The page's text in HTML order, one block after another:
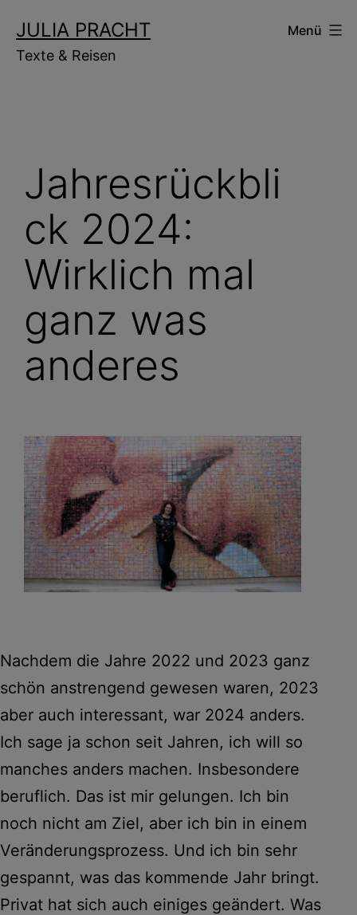
Inhalt
springen
JULIA PRACHT
Texte & Reisen
Menü
Jahresrückbli
ck 2024:
Wirklich mal
ganz was
anderes
Nachdem die Jahre 2022 und 2023 ganz
schön anstrengend gewesen waren, 2023
aber auch interessant, war 2024 anders.
Ich sage ja schon seit Jahren, ich will so
manches anders machen. Insbesondere
beruflich. Das ist mir gelungen. Ich bin
noch nicht am Ziel, aber ich bin in einem
Veränderungsprozess. Und ich bin sehr
gespannt, was das kommende Jahr bringt.
Privat hat sich auch einiges geändert. Was